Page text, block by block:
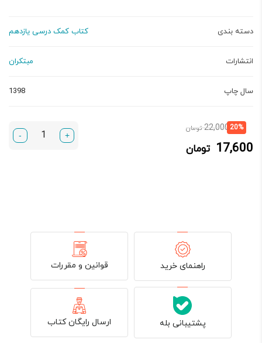
دسته بندی کتاب کمک درسی یازدهم
انتشارات مبتکران
سال چاپ 1398
20%
22,000 تومانقیمت
17,600 تومان
قیمت
17,600 تومان.
+
-
راهنمای خرید قوانین و مقررات
پشتیبانی بله ارسال رایگان کتاب